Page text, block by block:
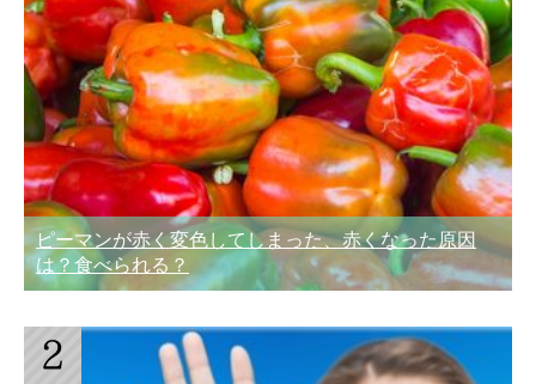
ピーマンが赤く変色してしまった、赤くなった原因
は？食べられる？